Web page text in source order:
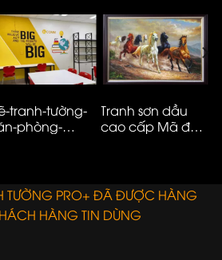
tranh-tường-
phòng-
Tranh sơn dầu
cao cấp Mã đáo
TƯỜNG PRO+ ĐÃ ĐƯỢC HÀNG
HÀNG TIN DÙNG